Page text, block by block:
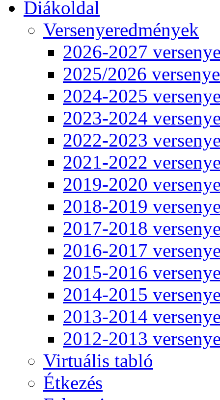
Diákoldal
Versenyeredmények
2026-2027
2025/2026
2024-2025
2023-2024
2022-2023
2021-2022
2019-2020
2018-2019
2017-2018
2016-2017
2015-2016
2014-2015
2013-2014
2012-2013
Virtuális tabló
Étkezés